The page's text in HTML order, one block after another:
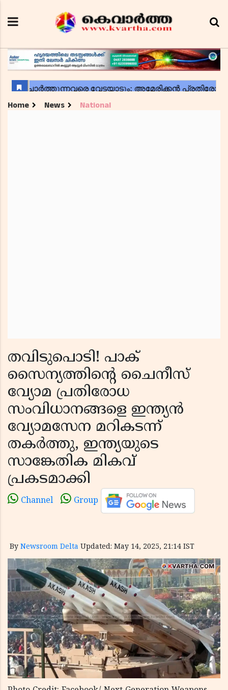
Home News National
തവിടുപൊടി! പാക്
സൈന്യത്തിന്റെ ചൈനീസ്
വ്യോമ പ്രതിരോധ
സംവിധാനങ്ങളെ ഇന്ത്യൻ
വ്യോമസേന മറികടന്ന്
തകർത്തു, ഇന്ത്യയുടെ
സാങ്കേതിക മികവ്
പ്രകടമാക്കി
Channel Group
By Newsroom Delta Updated: May 14, 2025, 21:14 IST